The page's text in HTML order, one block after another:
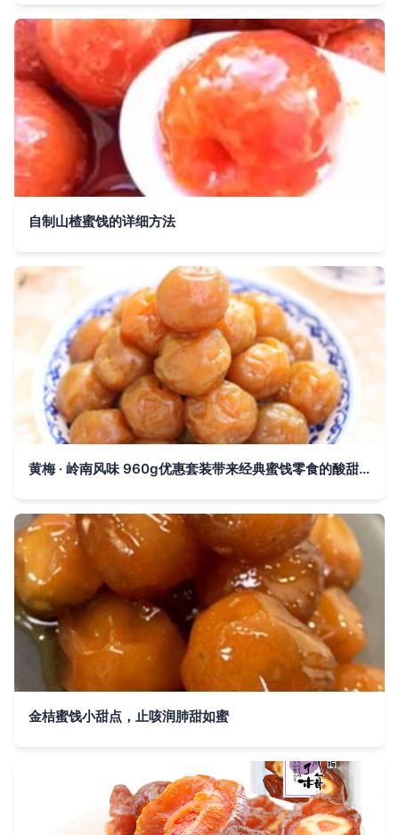
自制山楂蜜饯的详细方法
黄梅 · 岭南风味 960g优惠套装带来经典蜜饯零食的酸甜盛宴
金桔蜜饯小甜点，止咳润肺甜如蜜